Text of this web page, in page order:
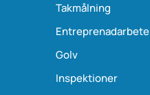
Takmålning
Entreprenadarbete
Golv
Inspektioner